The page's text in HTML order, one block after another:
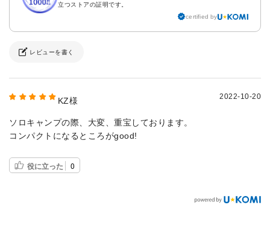
立つストアの証明です。
certified by
レビューを書く
KZ様 2022-10-20
ソロキャンプの際、大変、重宝しております。
コンパクトになるところがgood!
役に立った 0